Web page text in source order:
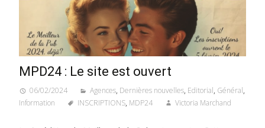
MPD24 : Le site est ouvert
06/02/2024 Agences, Dernières nouvelles, Editorial, Général,
Information
INSCRIPTIONS, MDP24 Victoria Marchand